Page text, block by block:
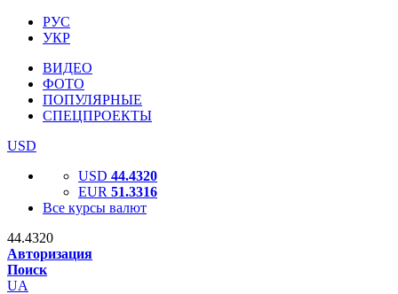
РУС
УКР
ВИДЕО
ФОТО
ПОПУЛЯРНЫЕ
СПЕЦПРОЕКТЫ
USD
USD 44.4320
EUR 51.3316
Все курсы валют
44.4320
Авторизация
Поиск
UA